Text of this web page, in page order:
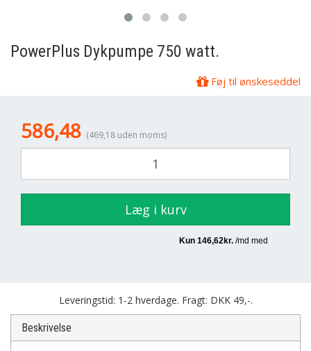
PowerPlus Dykpumpe 750 watt.
Føj til ønskeseddel
586,48 (469,18 uden moms)
Læg i kurv
Leveringstid: 1-2 hverdage. Fragt: DKK 49,-.
Beskrivelse